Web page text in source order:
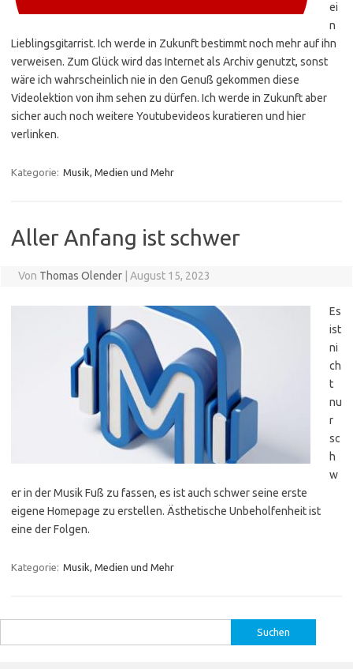
ei
n
Lieblingsgitarrist. Ich werde in Zukunft bestimmt noch mehr auf ihn
verweisen. Zum Glück wird das Internet als Archiv genutzt, sonst
wäre ich wahrscheinlich nie in den Genuß gekommen diese
Videolektion von ihm sehen zu dürfen. Ich werde in Zukunft aber
sicher auch noch weitere Youtubevideos kuratieren und hier
verlinken.
Kategorie: Musik, Medien und Mehr
Aller Anfang ist schwer
Von Thomas Olender August 15, 2023
Es
ist
ni
ch
t
nu
r
sc
h
w
er in der Musik Fuß zu fassen, es ist auch schwer seine erste
eigene Homepage zu erstellen. Ästhetische Unbeholfenheit ist
eine der Folgen.
Kategorie: Musik, Medien und Mehr
nach: